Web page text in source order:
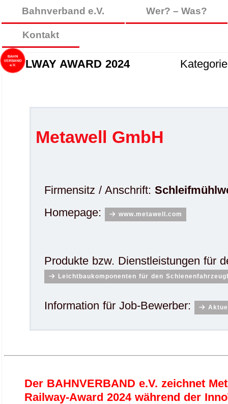
Bahnverband e.V. Wer? – Was?
Kontakt
RAILWAY AWARD 2024
Metawell GmbH
Firmensitz / Anschrift:
Homepage:
www.metawell.com
Produkte bzw. Dienstleistungen für
Leichtbaukomponenten für den
Information für Job-Bewerber:
Der BAHNVERBAND e.V. zeichnet
Railway-Award 2024 während der